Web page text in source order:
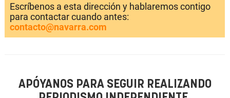
Escríbenos a esta dirección y hablaremos contigo
para contactar cuando antes:
contacto@navarra.com
APÓYANOS PARA SEGUIR REALIZANDO